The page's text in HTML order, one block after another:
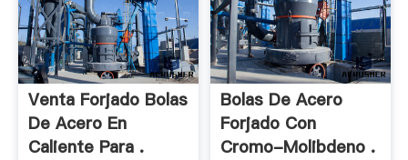
Venta Forjado Bolas
De Acero En
Caliente Para .
Bolas De Acero
Forjado Con
Cromo-Molibdeno .